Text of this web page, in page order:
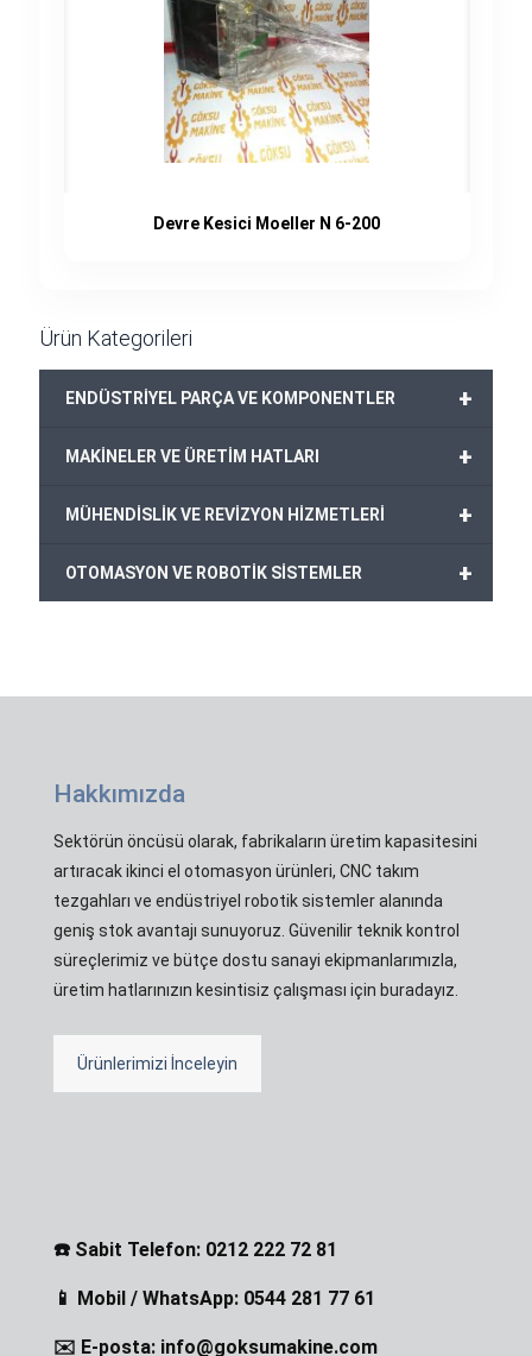
Devre Kesici Moeller N 6-200
Ürün Kategorileri
+
ENDÜSTRİYEL PARÇA VE KOMPONENTLER
+
MAKİNELER VE ÜRETİM HATLARI
+
MÜHENDİSLİK VE REVİZYON HİZMETLERİ
+
OTOMASYON VE ROBOTİK SİSTEMLER
Hakkımızda
Sektörün öncüsü olarak, fabrikaların üretim kapasitesini
artıracak ikinci el otomasyon ürünleri, CNC takım
tezgahları ve endüstriyel robotik sistemler alanında
geniş stok avantajı sunuyoruz. Güvenilir teknik kontrol
süreçlerimiz ve bütçe dostu sanayi ekipmanlarımızla,
üretim hatlarınızın kesintisiz çalışması için buradayız.
Ürünlerimizi İnceleyin
☎️ Sabit Telefon: 0212 222 72 81
📱 Mobil / WhatsApp: 0544 281 77 61
✉️ E-posta: info@goksumakine.com